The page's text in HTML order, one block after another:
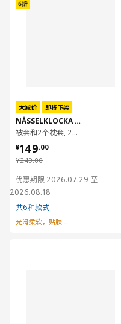
大减价 即将下架
NÄSSELKLOCKA 奈瑟克洛
被套和2个枕套, 200x230/50x80 厘米
¥249.00
¥ 249.00
¥149.00
¥ 149.00
优惠期限 2026.07.29 至
2026.08.18
共6种款式
光滑柔软，贴肤吸湿